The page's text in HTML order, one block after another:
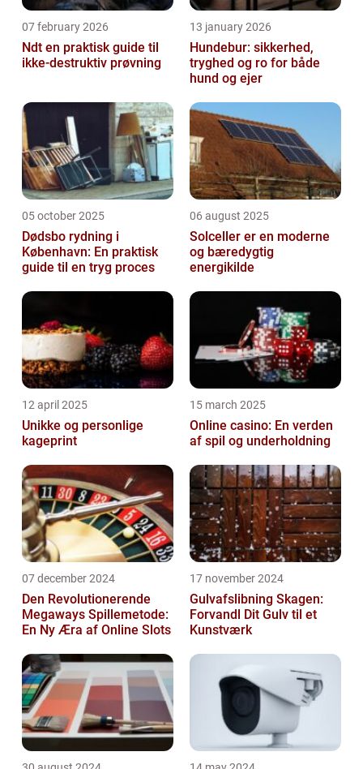
07 february 2026
Ndt en praktisk guide til
ikke-destruktiv prøvning
13 january 2026
Hundebur: sikkerhed,
tryghed og ro for både
hund og ejer
05 october 2025
Dødsbo rydning i
København: En praktisk
guide til en tryg proces
06 august 2025
Solceller er en moderne
og bæredygtig
energikilde
12 april 2025
Unikke og personlige
kageprint
15 march 2025
Online casino: En verden
af spil og underholdning
07 december 2024
Den Revolutionerende
Megaways Spillemetode:
En Ny Æra af Online Slots
17 november 2024
Gulvafslibning Skagen:
Forvandl Dit Gulv til et
Kunstværk